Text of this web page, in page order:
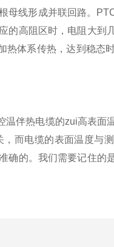
母线形成并联回路。
的高阻区时，电阻大到
体系传热，达到稳态
温伴热电缆的zui高表面
而电缆的表面温度与
确的。我们需要记住的